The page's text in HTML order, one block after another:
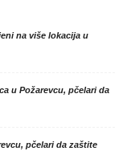
na više lokacija u
u Požarevcu, pčelari da
pčelari da zaštite